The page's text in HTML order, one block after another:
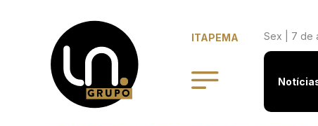
ITAPEMA Sex | 7 de